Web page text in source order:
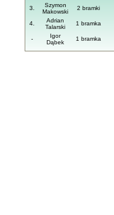
3.
Szymon
Makowski
2 bramki
4.
Adrian
Talarski
1 bramka
-
Igor
Dąbek
1 bramka